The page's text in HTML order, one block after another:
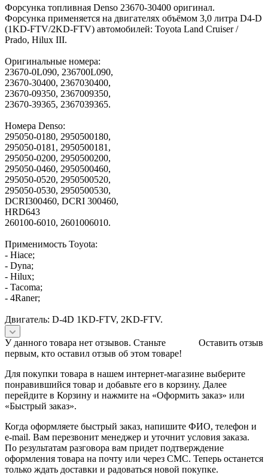
Форсунка топливная Denso 23670-30400 оригинал.
Форсунка применяется на двигателях объёмом 3,0 литра D4-D
(1KD-FTV/2KD-FTV) автомобилей: Toyota Land Cruiser /
Prado, Hilux III.
Оригинальные номера:
23670-0L090, 236700L090,
23670-30400, 2367030400,
23670-09350, 2367009350,
23670-39365, 2367039365.
Номера Denso:
295050-0180, 2950500180,
295050-0181, 2950500181,
295050-0200, 2950500200,
295050-0460, 2950500460,
295050-0520, 2950500520,
295050-0530, 2950500530,
DCRI300460, DCRI 300460,
HRD643
260100-6010, 2601006010.
Применимость Toyota:
- Hiace;
- Dyna;
- Hilux;
- Tacoma;
- 4Raner;
Двигатель: D-4D 1KD-FTV, 2KD-FTV.
Оставить отзыв
У данного товара нет отзывов. Станьте
первым, кто оставил отзыв об этом товаре!
Для покупки товара в нашем интернет-магазине выберите
понравившийся товар и добавьте его в корзину. Далее
перейдите в Корзину и нажмите на «Оформить заказ» или
«Быстрый заказ».
Когда оформляете быстрый заказ, напишите ФИО, телефон и
e-mail. Вам перезвонит менеджер и уточнит условия заказа.
По результатам разговора вам придет подтверждение
оформления товара на почту или через СМС. Теперь останется
только ждать доставки и радоваться новой покупке.